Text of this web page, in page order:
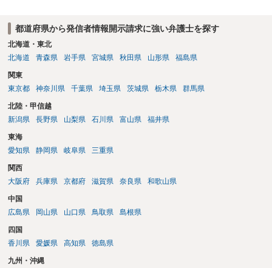
都道府県から発信者情報開示請求に強い弁護士を探す
北海道・東北
北海道
青森県 岩手県 宮城県 秋田県 山形県 福島県
関東
東京都
神奈川県 千葉県 埼玉県 茨城県 栃木県 群馬県
北陸・甲信越
新潟県
長野県 山梨県 石川県 富山県 福井県
東海
愛知県
静岡県 岐阜県 三重県
関西
大阪府
兵庫県 京都府 滋賀県 奈良県 和歌山県
中国
広島県
岡山県 山口県 鳥取県 島根県
四国
香川県
愛媛県 高知県 徳島県
九州・沖縄